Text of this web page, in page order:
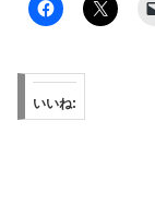
いいね: